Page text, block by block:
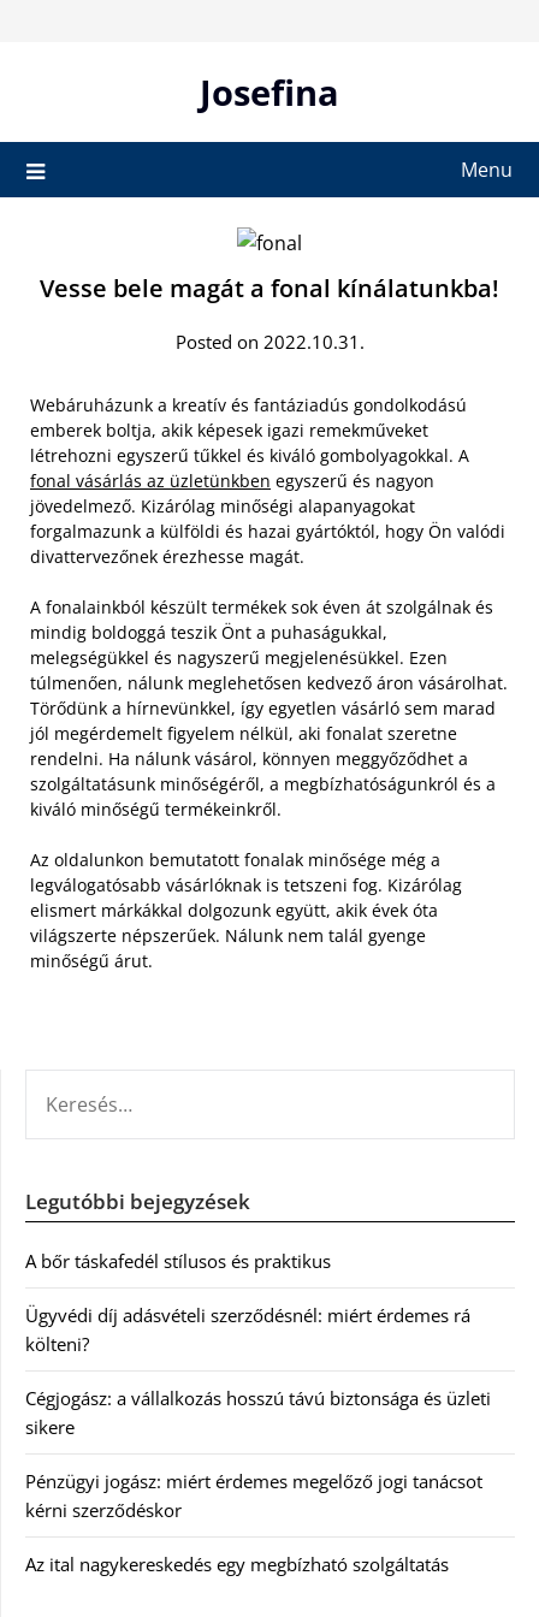
Josefina
Menu
Vesse bele magát a fonal kínálatunkba!
Posted on 2022.10.31.
Webáruházunk a kreatív és fantáziadús gondolkodású
emberek boltja, akik képesek igazi remekműveket
létrehozni egyszerű tűkkel és kiváló gombolyagokkal. A
fonal vásárlás az üzletünkben egyszerű és nagyon
jövedelmező. Kizárólag minőségi alapanyagokat
forgalmazunk a külföldi és hazai gyártóktól, hogy Ön valódi
divattervezőnek érezhesse magát.
A fonalainkból készült termékek sok éven át szolgálnak és
mindig boldoggá teszik Önt a puhaságukkal,
melegségükkel és nagyszerű megjelenésükkel. Ezen
túlmenően, nálunk meglehetősen kedvező áron vásárolhat.
Törődünk a hírnevünkkel, így egyetlen vásárló sem marad
jól megérdemelt figyelem nélkül, aki fonalat szeretne
rendelni. Ha nálunk vásárol, könnyen meggyőződhet a
szolgáltatásunk minőségéről, a megbízhatóságunkról és a
kiváló minőségű termékeinkről.
Az oldalunkon bemutatott fonalak minősége még a
legválogatósabb vásárlóknak is tetszeni fog. Kizárólag
elismert márkákkal dolgozunk együtt, akik évek óta
világszerte népszerűek. Nálunk nem talál gyenge
minőségű árut.
Legutóbbi bejegyzések
A bőr táskafedél stílusos és praktikus
Ügyvédi díj adásvételi szerződésnél: miért érdemes rá
költeni?
Cégjogász: a vállalkozás hosszú távú biztonsága és üzleti
sikere
Pénzügyi jogász: miért érdemes megelőző jogi tanácsot
kérni szerződéskor
Az ital nagykereskedés egy megbízható szolgáltatás